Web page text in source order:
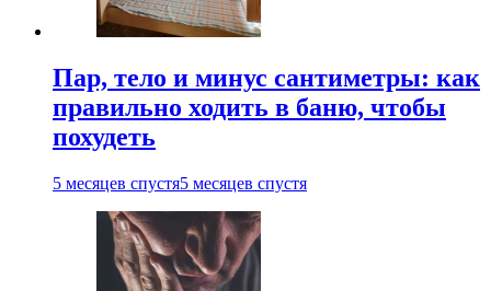
Пар, тело и минус сантиметры: как
правильно ходить в баню, чтобы
похудеть
5 месяцев спустя5 месяцев спустя